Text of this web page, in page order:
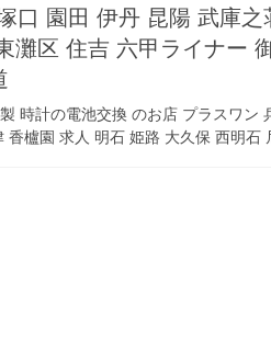
口 園田 伊丹 昆陽 武庫
灘区 住吉 六甲ライナー
時計の電池交換 のお店 プラスワン
香櫨園 求人 明石 姫路 大久保 西明